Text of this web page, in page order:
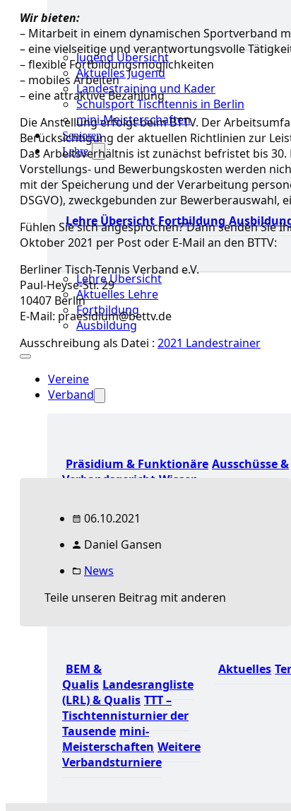
Jugend Übersicht
Aktuelles Jugend
Landestraining und Kader
Schulsport Tischtennis in Berlin
mini-Meisterschaften
Senioren
Lehre
Lehre Übersicht Fortbildung
Lehre Übersicht
Aktuelles Lehre
Fortbildung
Ausbildung
Vereine
Verband
Präsidium & Funktionäre Ausschüsse &
Verbandsgericht Wissen
Verband Übersicht
Aktuelles Verband
Präsidium & Funktionäre
Spielbetrieb
BEM &
Qualis Landesrangliste
(LRL) & Qualis TTT –
Tischtennisturnier der
Tausende mini-
Meisterschaften Weitere
Verbandsturniere
Aktuelles
Wir bieten:
– Mitarbeit in einem dynamischen Sportverband
– eine vielseitige und verantwortungsvolle
– flexible Fortbildungsmöglichkeiten
– mobiles Arbeiten
– eine attraktive Bezahlung
Die Anstellung erfolgt beim BTTV. Der
Berücksichtigung der aktuellen Richtlinien zur
Das Arbeitsverhältnis ist zunächst befristet bis
Vorstellungs- und Bewerbungskosten werden
mit der Speicherung und der Verarbeitung
DSGVO), zweckgebunden zur Bewerberauswahl,
Fühlen Sie sich angesprochen? Dann senden
Oktober 2021 per Post oder E-Mail an den BTTV:
Berliner Tisch-Tennis Verband e.V.
Paul-Heyse-Str. 29
10407 Berlin
E-Mail: praesidium@bettv.de
Ausschreibung als Datei : 2021 Landestrainer
06.10.2021
Daniel Gansen
News
Teile unseren Beitrag mit anderen